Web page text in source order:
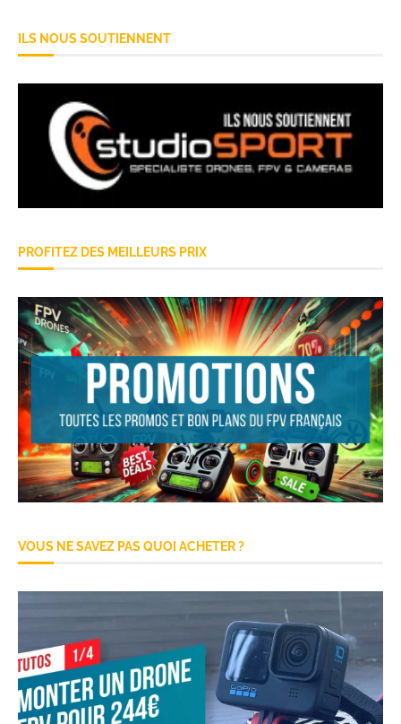
ILS NOUS SOUTIENNENT
PROFITEZ DES MEILLEURS PRIX
VOUS NE SAVEZ PAS QUOI ACHETER ?